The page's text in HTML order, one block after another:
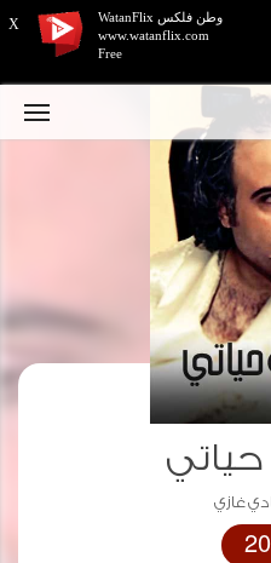
حياتي
غازي
X
وطن فلكس WatanFlix
www.watanflix.com
Free